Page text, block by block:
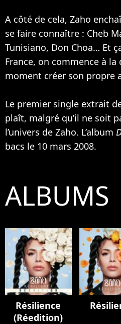
A côté de cela, Zaho
se faire connaître : Cheb
Tunisiano, Don Choa… Et
France, on commence à la
moment créer son propre
Le premier single extrait de
plaît, malgré qu’il ne soit
l’univers de Zaho. L’album
bacs le 10 mars 2008.
ALBUMS
Résilience
(Réedition)